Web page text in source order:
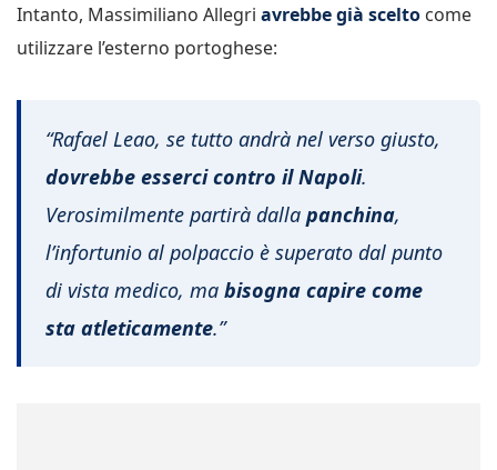
Intanto, Massimiliano Allegri avrebbe già scelto come
utilizzare l’esterno portoghese:
“Rafael Leao, se tutto andrà nel verso giusto,
dovrebbe esserci contro il Napoli.
Verosimilmente partirà dalla panchina,
l’infortunio al polpaccio è superato dal punto
di vista medico, ma bisogna capire come
sta atleticamente.”